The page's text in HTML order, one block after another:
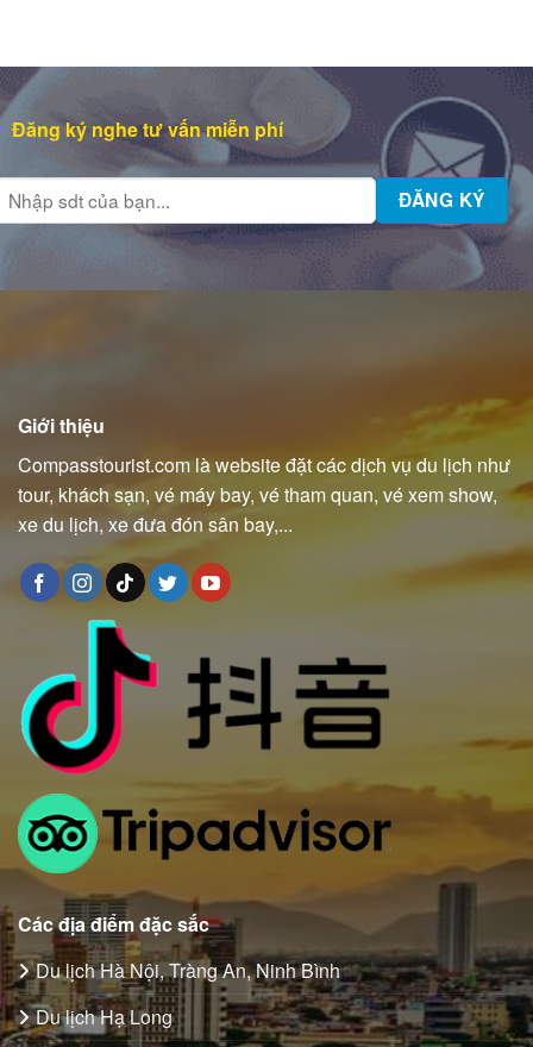
Đăng ký nghe tư vấn miễn phí
Giới thiệu
Compasstourist.com là website đặt các dịch vụ du lịch như
tour, khách sạn, vé máy bay, vé tham quan, vé xem show,
xe du lịch, xe đưa đón sân bay,...
Các địa điểm đặc sắc
Du lịch Hà Nội, Tràng An, Ninh Bình
Du lịch Hạ Long